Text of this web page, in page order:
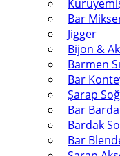
Kuruyemiş
Bar
Jigger
Bijon &
Barmen
Bar
Şarap
Bar
Bardak
Bar